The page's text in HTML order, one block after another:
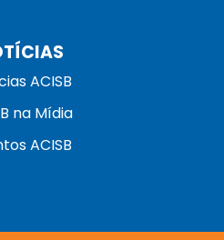
ACISB
na Mídia
ACISB